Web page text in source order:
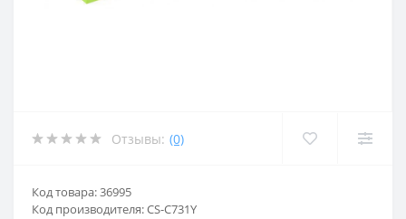
Отзывы: (0)
Код товара: 36995
Код производителя: CS-C731Y